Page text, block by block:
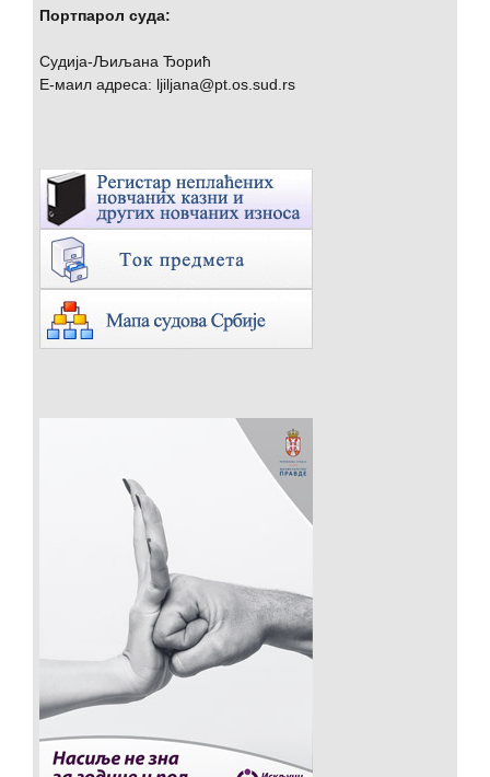
Портпарол суда:
Судија-Љиљана Ђорић
Е-маил адреса: ljiljana@pt.os.sud.rs